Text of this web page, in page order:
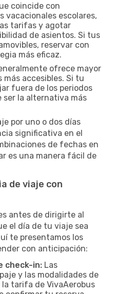
coincide con
vacacionales escolares,
tarifas y agotar
de asientos. Si tus
reservar con
más eficaz.
ofrece mayor
accesibles. Si tu
fuera de los periodos
ser la alternativa más
por uno o dos días
significativa en el
de fechas en
es una manera fácil de
de viaje con
antes de dirigirte al
el día de tu viaje sea
te presentamos los
con anticipación:
check-in: Las
y las modalidades de
tarifa de VivaAerobus